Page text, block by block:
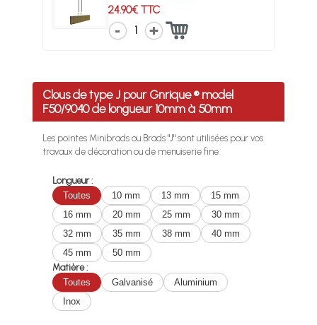
24.90€ TTC
1
Clous de type J pour Gnrique ® model
F50/9040 de longueur 10mm à 50mm
Les pointes Minibrads ou Brads "J" sont utilisées pour vos
travaux de décoration ou de menuiserie fine.
Longueur :
Toutes
10 mm 13 mm
15 mm
16 mm
20 mm 25 mm
30 mm
32 mm
35 mm 38 mm
40 mm
45 mm
50 mm
Matière :
Toutes
Galvanisé
Aluminium
Inox